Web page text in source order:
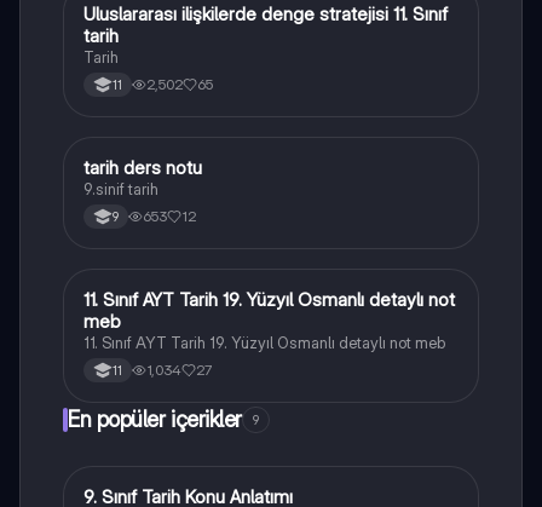
Tarih
Uluslararası ilişkilerde denge stratejisi 11. Sınıf
tarih
Tarih
11 2,502 65
Tarih
tarih ders notu
9.sinif tarih
9 653 12
Tarih
11. Sınıf AYT Tarih 19. Yüzyıl Osmanlı detaylı not
meb
11. Sınıf AYT Tarih 19. Yüzyıl Osmanlı detaylı not meb
11 1,034 27
En popüler içerikler 9
Tarih
9. Sınıf Tarih Konu Anlatımı